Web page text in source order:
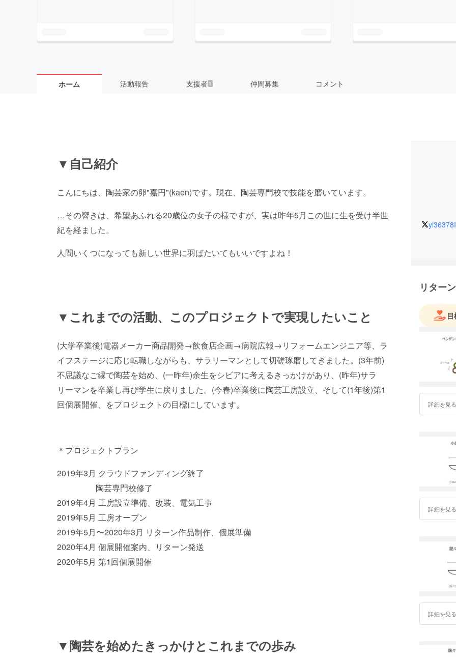
ホーム 活動報告 支援者 1 仲間募集 コメント
▼自己紹介
こんにちは、陶芸家の卵"嘉円"(kaen)です。 現在、陶芸専門校で技能を磨いています。
…その響きは、希望あふれる20歳位の女子の様ですが、実は昨年5月この世に生を受け半世
紀を経ました。
人間いくつになっても新しい世界に羽ばたいてもいいですよね！
▼これまでの活動、このプロジェクトで実現したいこと
(大学卒業後)電器メーカー商品開発→飲食店企画→病院広報→リフォームエンジニア等、ラ
イフステージに応じ転職しながらも、サラリーマンとして切磋琢磨してきました。 (3年前)
不思議なご縁で陶芸を始め、(一昨年)余生をシビアに考えるきっかけがあり、(昨年)サラ
リーマンを卒業し再び学生に戻りました。(今春)卒業後に陶芸工房設立、そして(1年後)第1
回個展開催、をプロジェクトの目標にしています。
＊プロジェクトプラン
2019年3月 クラウドファンディング終了
陶芸専門校修了
2019年4月 工房設立準備、改装、電気工事
2019年5月 工房オープン
2019年5月〜2020年3月 リターン作品制作、個展準備
2020年4月 個展開催案内、
リターン発送
2020年5月 第1回個展開催
▼陶芸を始めたきっかけとこれまでの歩み
リター
詳細を見
詳細を見
詳細を見